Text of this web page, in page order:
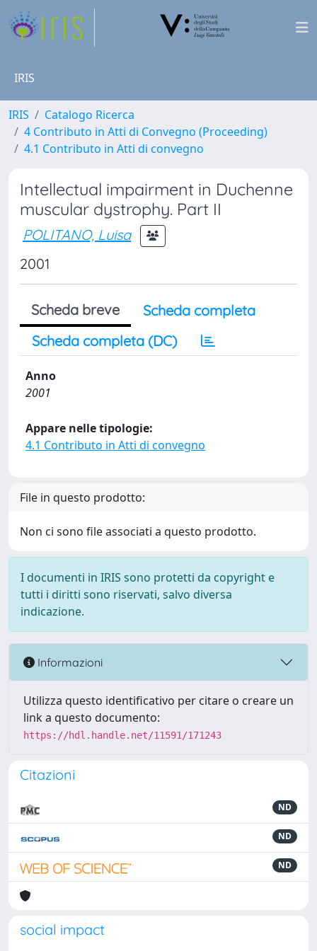
IRIS
IRIS
Catalogo Ricerca
4 Contributo in Atti di Convegno (Proceeding)
4.1 Contributo in Atti di convegno
Intellectual impairment in Duchenne
muscular dystrophy. Part II
POLITANO, Luisa
2001
Scheda breve
Scheda completa
Scheda completa (DC)
Anno
2001
Appare nelle tipologie:
4.1 Contributo in Atti di convegno
File in questo prodotto:
Non ci sono file associati a questo prodotto.
I documenti in IRIS sono protetti da copyright e
tutti i diritti sono riservati, salvo diversa
indicazione.
Informazioni
Utilizza questo identificativo per citare o creare un
link a questo documento:
https://hdl.handle.net/11591/171243
Citazioni
ND
ND
ND
social impact